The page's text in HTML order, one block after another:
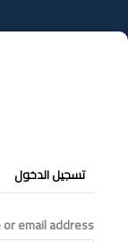
إلى
المحتوى
التبويبات
الأساسية
تسجيل الدخول
email address